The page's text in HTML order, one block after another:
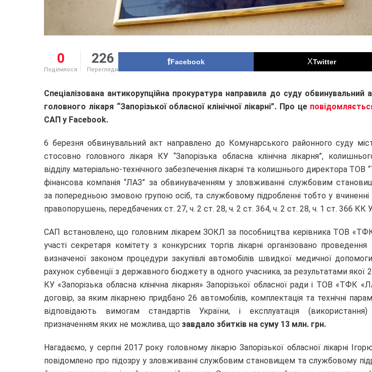
0
Поділилося
226
Перегляди
Facebook Twitter
Спеціалізована антикорупційна прокуратура направила до суду обвинувальний
головного лікаря “Запорізької обласної клінічної лікарні”. Про це
САП у Facebook.
6 березня обвинувальний акт направлено до Комунарського районного суду
стосовно головного лікаря КУ “Запорізька обласна клінічна лікарня”,
відділу матеріально-технічного забезпечення лікарні та колишнього директора ТОВ
фінансова компанія “ЛАЗ” за обвинуваченням у зловживанні службовим
за попередньою змовою групою осіб, та службовому підробленні тобто у вчиненні
правопорушень, передбачених ст. 27, ч. 2 ст. 28, ч. 2 ст. 364, ч. 2 ст. 28, ч. 1 ст. 366 КК
САП встановлено, що головним лікарем ЗОКЛ за пособництва керівника ТОВ
участі секретаря комітету з конкурсних торгів лікарні організовано
визначеної законом процедури закупівлі автомобілів швидкої медичної
рахунок субвенції з державного бюджету в одного учасника, за результатами якої
КУ «Запорізька обласна клінічна лікарня» Запорізької обласної ради і ТОВ «ТФК
договір, за яким лікарнею придбано 26 автомобілів, комплектація та технічні
відповідають вимогам стандартів України, і експлуатація
призначенням яких не можлива, що завдало збитків на суму 13 млн. грн.
Нагадаємо, у серпні 2017 року головному лікарю Запорізької обласної лікарні
повідомлено про підозру у зловживанні службовим становищем та службовому